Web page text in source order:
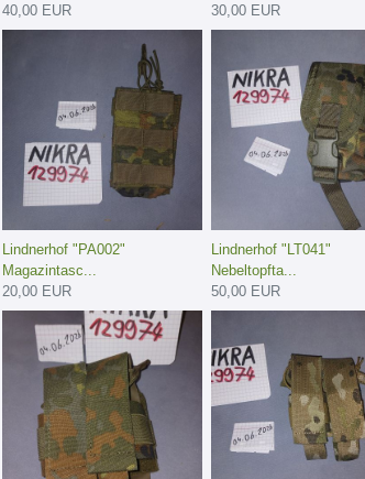
40,00 EUR
30,00 EUR
Lindnerhof "PA002"
Magazintasc...
20,00 EUR
Lindnerhof "LT041"
Nebeltopfta...
50,00 EUR